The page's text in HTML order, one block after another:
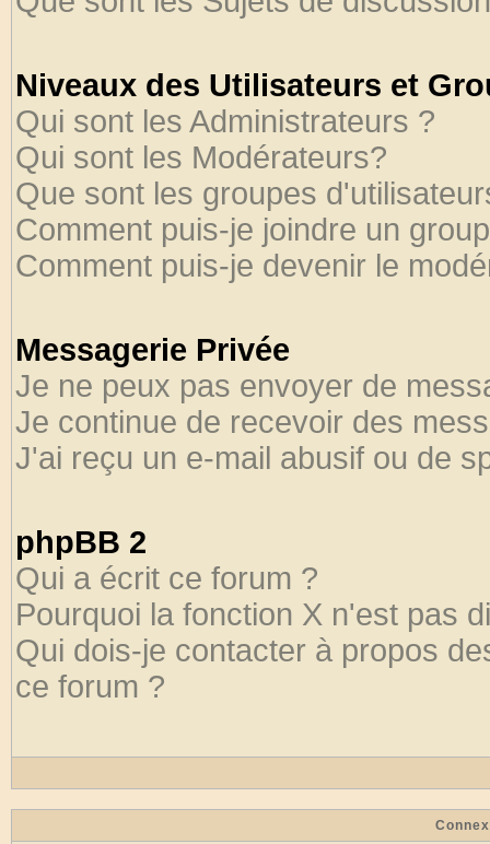
Niveaux des Utilisateurs et
Qui sont les Administrateurs ?
Qui sont les Modérateurs?
Que sont les groupes
Comment puis-je joindre un
Comment puis-je devenir le
Messagerie Privée
Je ne peux pas envoyer de
Je continue de recevoir des
J'ai reçu un e-mail abusif ou de
phpBB 2
Qui a écrit ce forum ?
Pourquoi la fonction X n'est pas
Qui dois-je contacter à propos
ce forum ?